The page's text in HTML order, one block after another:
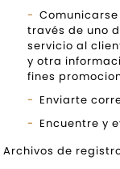
través de uno
servicio al
y otra
fines
Enviarte
Encuentre y
Archivos de